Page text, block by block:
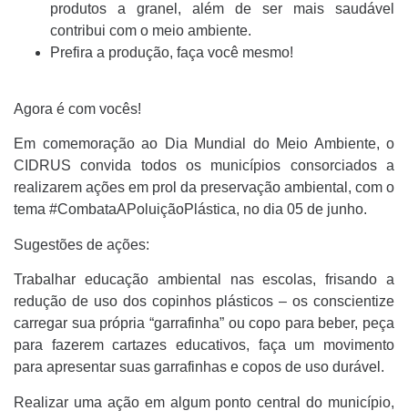
produtos a granel, além de ser mais saudável
contribui com o meio ambiente.
Prefira a produção, faça você mesmo!
Agora é com vocês!
Em comemoração ao Dia Mundial do Meio Ambiente, o
CIDRUS convida todos os municípios consorciados a
realizarem ações em prol da preservação ambiental, com o
tema #CombataAPoluiçãoPlástica, no dia 05 de junho.
Sugestões de ações:
Trabalhar educação ambiental nas escolas, frisando a
redução de uso dos copinhos plásticos – os conscientize
carregar sua própria “garrafinha” ou copo para beber, peça
para fazerem cartazes educativos, faça um movimento
para apresentar suas garrafinhas e copos de uso durável.
Realizar uma ação em algum ponto central do município,